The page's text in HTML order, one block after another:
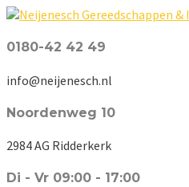
0180-42 42 49
info@neijenesch.nl
Noordenweg 10
2984 AG Ridderkerk
Di - Vr 09:00 - 17:00